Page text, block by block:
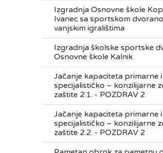
Izgradnja Osnovne škole
Ivanec sa sportskom
vanjskim igralištima
Izgradnja školske sportske
Osnovne škole Kalnik
Jačanje kapaciteta primarne i
specijalističko – konzilijarne
zaštite 2.1. - POZDRAV 2
Jačanje kapaciteta primarne i
specijalističko – konzilijarne
zaštite 2.2. - POZDRAV 2